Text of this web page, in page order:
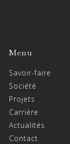
Menu
Savoir-faire
Société
Projets
Carrière
Actualités
Contact